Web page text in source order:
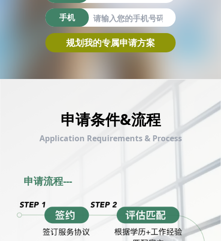
手机
规划我的专属申请方案
申请条件&流程
Application Requirements & Process
申请流程---